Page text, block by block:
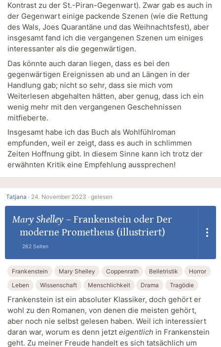
Kontrast zu der St.-Piran-Gegenwart). Zwar gab es auch in
der Gegenwart einige packende Szenen (wie die Rettung
des Wals, Joes Quarantäne und das Weihnachtsfest), aber
insgesamt fand ich die vergangenen Szenen um einiges
interessanter als die gegenwärtigen.
Das könnte auch daran liegen, dass es bei den
gegenwärtigen Ereignissen ab und an Längen in der
Handlung gab; nicht so sehr, dass sie mich vom
Weiterlesen abgehalten hätten, aber genug, dass ich ein
wenig mehr mit den vergangenen Geschehnissen
mitfieberte.
Insgesamt habe ich das Buch als Wohlfühlroman
empfunden, weil er zeigt, dass es auch in schlimmen
Zeiten Hoffnung gibt. In diesem Sinne kann ich trotz der
erwähnten Kritik eine Empfehlung aussprechen!
Tatjana · 24. November 2023 · gelesen
Mary Shelley– Frankenstein oder Der
moderne Prometheus (illustriert)
262 Seiten
Frankenstein Mary Shelley Coppenrath Belletristik
Horror
Leben
Wissenschaft Menschlichkeit Drama Tragödie
Frankenstein ist ein absoluter Klassiker, doch gehört er
wohl zu den Romanen, von denen die meisten gehört,
aber noch nie selbst gelesen haben. Weil ich interessiert
daran war, worum es denn jetzt eigentlich in Frankenstein
geht. Zu meiner Freude handelt es sich tatsächlich um